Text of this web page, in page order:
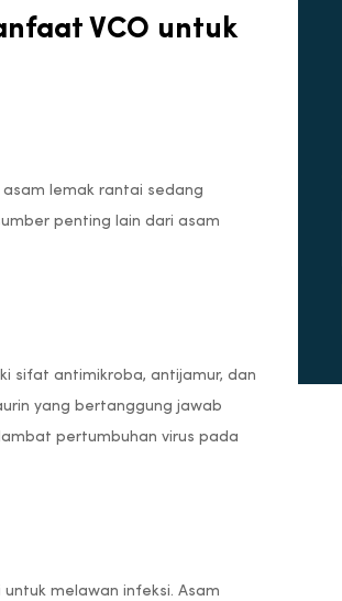
VCO untuk
lemak rantai sedang
penting lain dari asam
sifat antimikroba, antijamur, dan
yang bertanggung jawab
pertumbuhan virus pada
melawan infeksi. Asam